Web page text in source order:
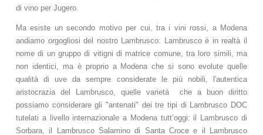
di vino per Jugero.
Ma esiste un secondo motivo per cui, tra i vini rossi, a Modena
andiamo orgogliosi del nostro Lambrusco: Lambrusco è in realtà il
nome di un gruppo di vitigni di matrice comune, tra loro simili, ma
non identici, ma è proprio a Modena che si sono evolute quelle
qualità di uve da sempre considerate le più nobili, l'autentica
aristocrazia del Lambrusco, quelle varietà che a buon diritto
possiamo considerare gli "antenati" dei tre tipi di Lambrusco DOC
tutelati a livello internazionale a Modena tutt’oggi: il Lambrusco di
Sorbara, il Lambrusco Salamino di Santa Croce e il Lambrusco